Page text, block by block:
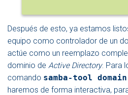
Después de esto, ya estamos
equipo como controlador de un
actúe como un reemplazo
dominio de Active Directory. Para
comando samba-tool
haremos de forma interactiva,